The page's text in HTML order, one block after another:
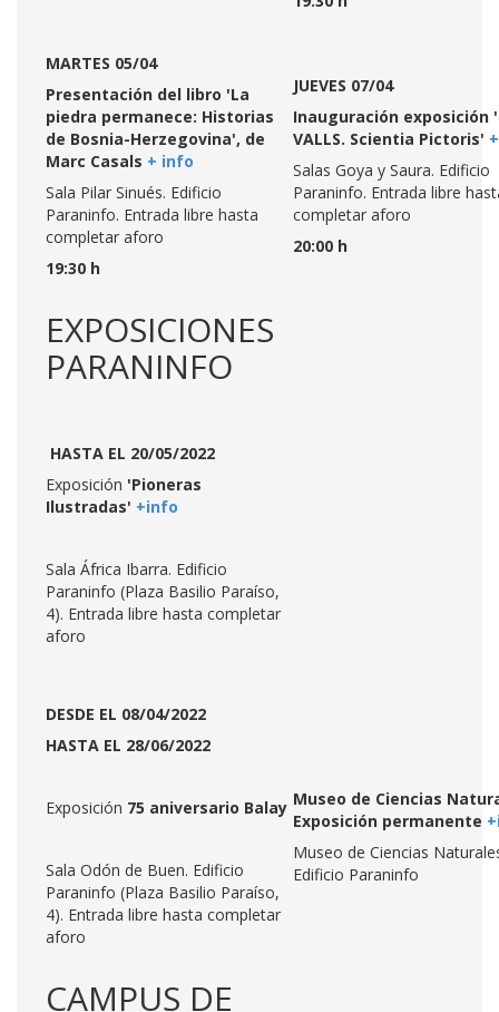
MARTES 05/04
Presentación del libro 'La
piedra permanece: Historias
de Bosnia-Herzegovina', de
Marc Casals + info
Sala Pilar Sinués. Edificio
Paraninfo. Entrada libre hasta
completar aforo
19:30 h
JUEVES 07/04
Inauguración exposición
VALLS. Scientia Pictoris'
Salas Goya y Saura. Edificio
Paraninfo. Entrada libre
completar aforo
20:00 h
EXPOSICIONES
PARANINFO
HASTA EL 20/05/2022
Exposición 'Pioneras
Ilustradas' +info
Sala África Ibarra. Edificio
Paraninfo (Plaza Basilio Paraíso,
4). Entrada libre hasta completar
aforo
DESDE EL 08/04/2022
HASTA EL 28/06/2022
Exposición 75 aniversario Balay
Sala Odón de Buen. Edificio
Paraninfo (Plaza Basilio Paraíso,
4). Entrada libre hasta completar
aforo
Museo de Ciencias
Exposición permanente
Museo de Ciencias
Edificio Paraninfo
CAMPUS DE